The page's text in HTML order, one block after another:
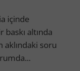
içinde
altında
aklındaki soru